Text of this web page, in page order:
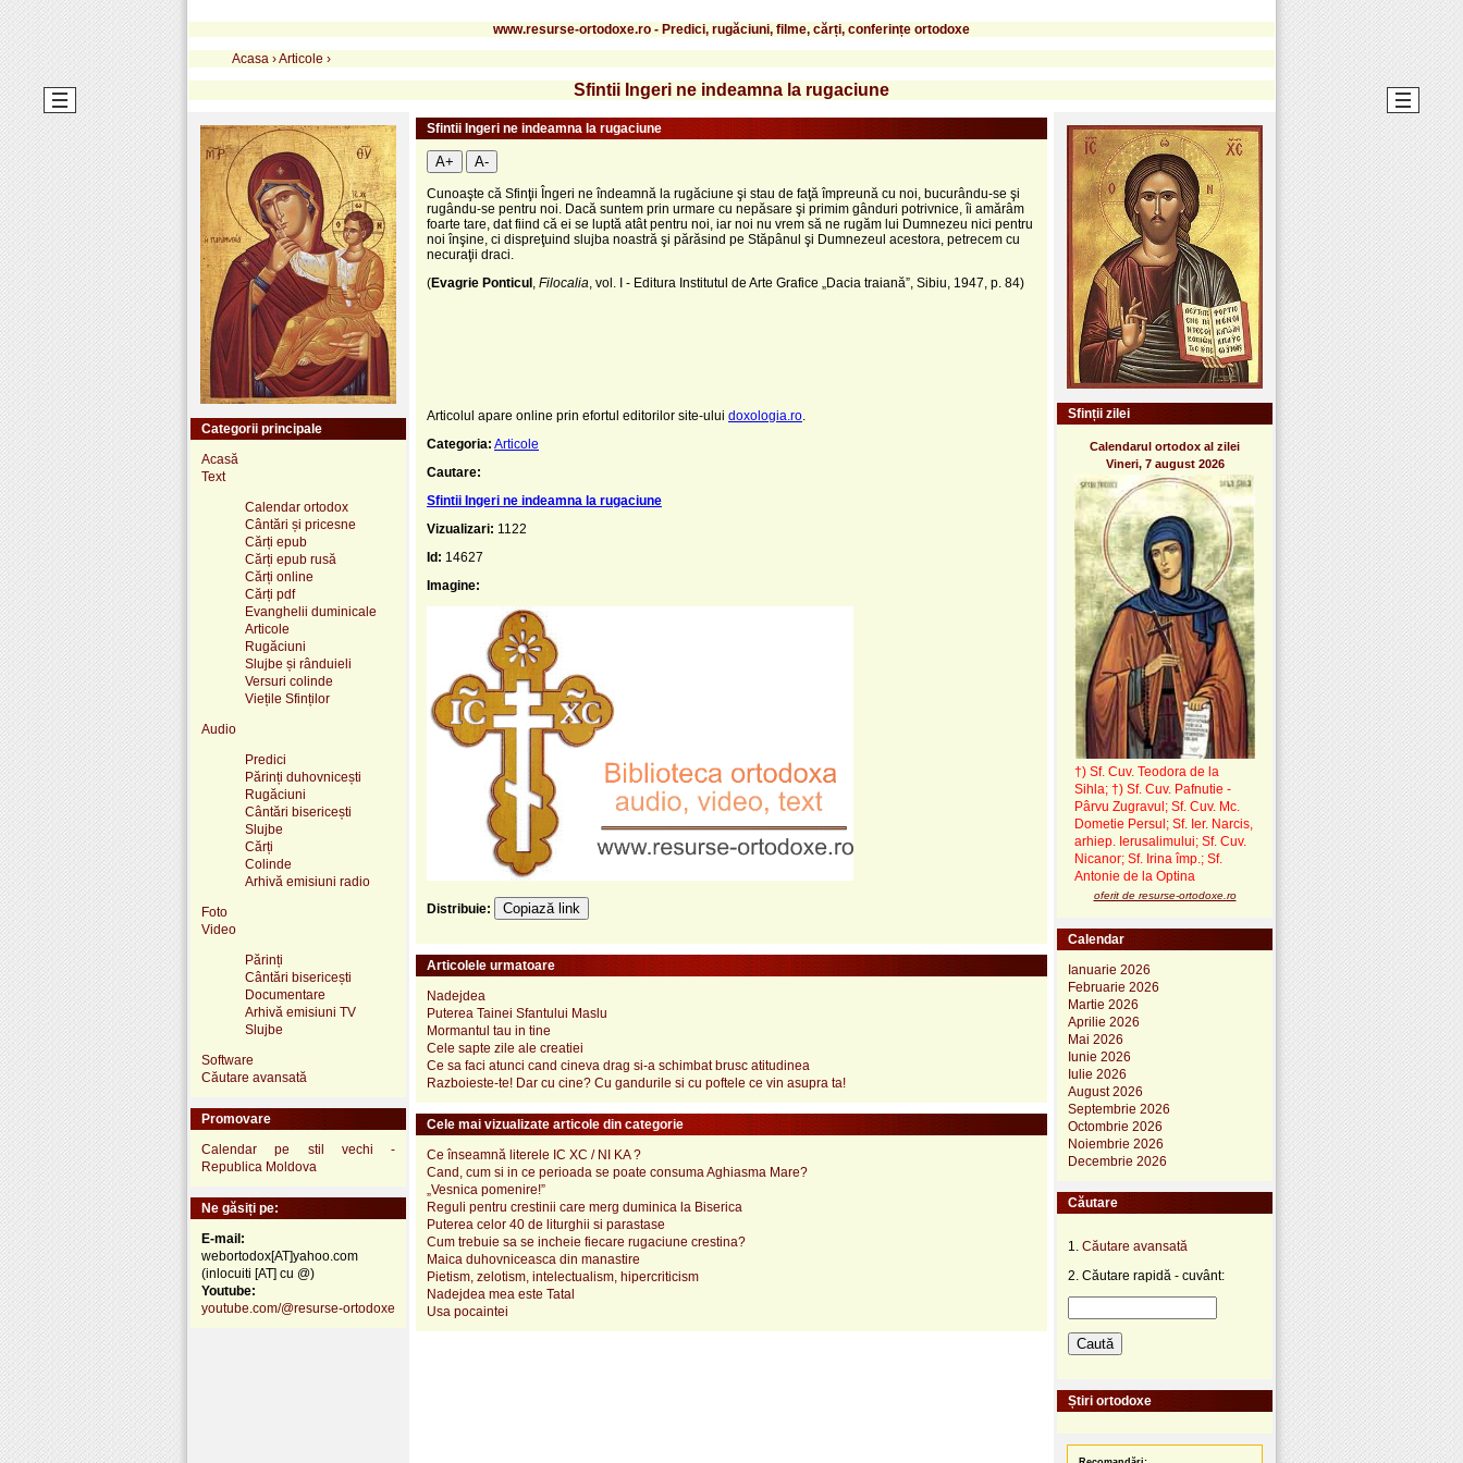
www.resurse-ortodoxe.ro - Predici, rugăciuni, filme, cărți, conferințe ortodoxe
Acasa ›Articole ›
Sfintii Ingeri ne indeamna la rugaciune
Sfintii Ingeri ne indeamna la rugaciune
A+ A-
Cunoaşte că Sfinţii Îngeri ne îndeamnă la rugăciune şi stau de faţă împreună cu noi, bucurându-se şi
rugându-se pentru noi. Dacă suntem prin urmare cu nepăsare şi primim gânduri potrivnice, îi amărâm
foarte tare, dat fiind că ei se luptă atât pentru noi, iar noi nu vrem să ne rugăm lui Dumnezeu nici pentru
noi înşine, ci dispreţuind slujba noastră şi părăsind pe Stăpânul şi Dumnezeul acestora, petrecem cu
necuraţii draci.
(Evagrie Ponticul Filocalia , vol. I - Editura Institutul de Arte Grafice „Dacia traiană”, Sibiu, 1947, p. 84)
Articolul apare online prin efortul editorilor site-ului doxologia.ro
Categoria: Articole
Cautare:
Sfintii Ingeri ne indeamna la rugaciune
Vizualizari: 1122
Id: 14627
Imagine:
Distribuie: Copiază link
Articolele urmatoare
Nadejdea
Puterea Tainei Sfantului Maslu
Mormantul tau in tine
Cele sapte zile ale creatiei
Ce sa faci atunci cand cineva drag si-a schimbat brusc atitudinea
Razboieste-te! Dar cu cine? Cu gandurile si cu poftele ce vin asupra ta!
Cele mai vizualizate articole din categorie
Ce înseamnă literele IC XC / NI KA ?
Cand, cum si in ce perioada se poate consuma Aghiasma Mare?
„Vesnica pomenire!”
Reguli pentru crestinii care merg duminica la Biserica
Puterea celor 40 de liturghii si parastase
Cum trebuie sa se incheie fiecare rugaciune crestina?
Maica duhovniceasca din manastire
Pietism, zelotism, intelectualism, hipercriticism
Nadejdea mea este Tatal
Usa pocaintei
Categorii principale
Acasă
Text
Calendar ortodox
Cântări și pricesne
Cărți epub
Cărți epub rusă
Cărți online
Cărți pdf
Evanghelii duminicale
Articole
Rugăciuni
Slujbe și rânduieli
Versuri colinde
Viețile Sfinților
Audio
Predici
Părinți duhovnicești
Rugăciuni
Cântări bisericești
Slujbe
Cărți
Colinde
Arhivă emisiuni radio
Foto
Video
Părinți
Cântări bisericești
Documentare
Arhivă emisiuni TV
Slujbe
Software
Căutare avansată
Promovare
Calendar pe stil vechi -
Republica Moldova
Ne găsiți pe:
E-mail:
webortodox[AT]yahoo.com
(inlocuiti [AT] cu @)
Youtube:
youtube.com/@resurse-ortodoxe
Sfinții zilei
Calendarul ortodox al zilei
Vineri, 7 august 2026
†) Sf. Cuv. Teodora de la
Sihla; †) Sf. Cuv. Pafnutie -
Pârvu Zugravul ; Sf. Cuv. Mc.
Dometie Persul; Sf. Ier. Narcis,
arhiep. Ierusalimului; Sf. Cuv.
Nicanor; Sf. Irina împ.; Sf.
Antonie de la Optina
oferit de resurse-ortodoxe.ro
Calendar
Ianuarie 2026
Februarie 2026
Martie 2026
Aprilie 2026
Mai 2026
Iunie 2026
Iulie 2026
August 2026
Septembrie 2026
Octombrie 2026
Noiembrie 2026
Decembrie 2026
Căutare
1. Căutare avansată
2. Căutare rapidă - cuvânt:
Știri ortodoxe